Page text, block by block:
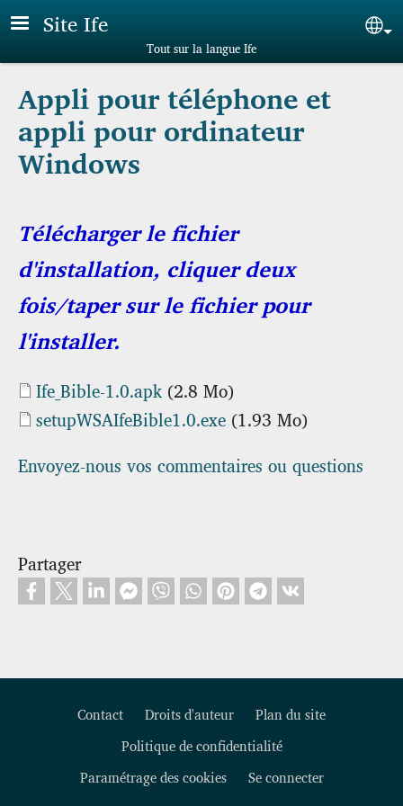
Aller au contenu principal
Site Ife
Tout sur la langue Ife
Appli pour téléphone et
appli pour ordinateur
Windows
Télécharger le fichier
d'installation, cliquer deux
fois/taper sur le fichier pour
l'installer.
Document
Ife_Bible-1.0.apk (2.8 Mo)
Document
setupWSAIfeBible1.0.exe (1.93 Mo)
Envoyez-nous vos commentaires ou questions
Partager
Footer
Contact Droits d'auteur
Plan du site
Politique de confidentialité
Paramétrage des cookies
Se connecter